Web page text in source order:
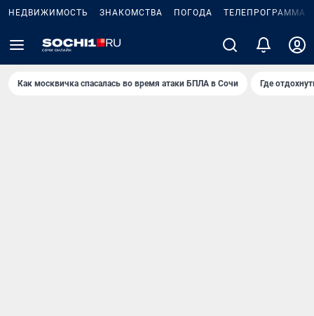
НЕДВИЖИМОСТЬ ЗНАКОМСТВА ПОГОДА ТЕЛЕПРОГРАММА
Как москвичка спасалась во время атаки БПЛА в Сочи Где